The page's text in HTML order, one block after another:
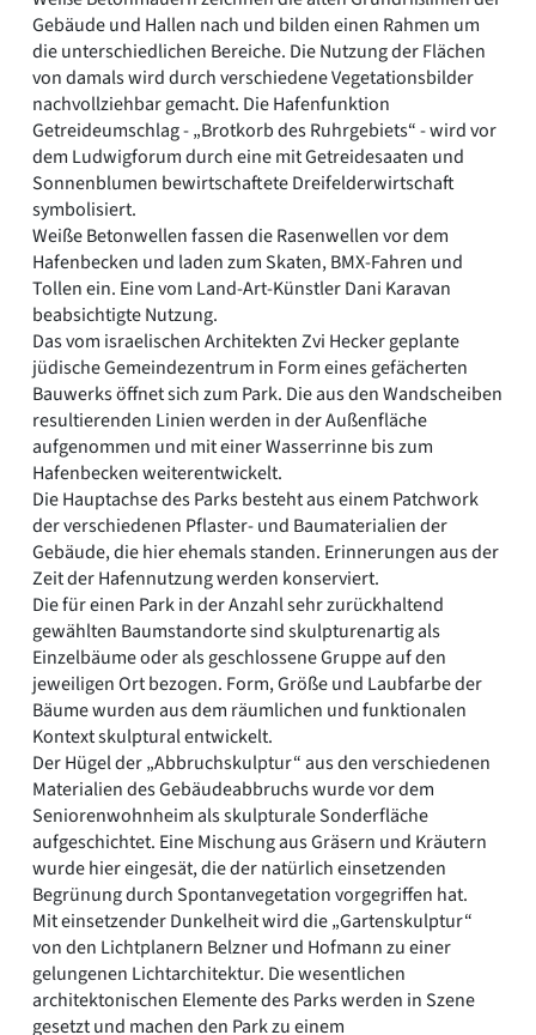
Gebäude und Hallen nach und bilden einen Rahmen um
die unterschiedlichen Bereiche. Die Nutzung der Flächen
von damals wird durch verschiedene Vegetationsbilder
nachvollziehbar gemacht. Die Hafenfunktion
Getreideumschlag - „Brotkorb des Ruhrgebiets“ - wird vor
dem Ludwigforum durch eine mit Getreidesaaten und
Sonnenblumen bewirtschaftete Dreifelderwirtschaft
symbolisiert.
Weiße Betonwellen fassen die Rasenwellen vor dem
Hafenbecken und laden zum Skaten, BMX-Fahren und
Tollen ein. Eine vom Land-Art-Künstler Dani Karavan
beabsichtigte Nutzung.
Das vom israelischen Architekten Zvi Hecker geplante
jüdische Gemeindezentrum in Form eines gefächerten
Bauwerks öffnet sich zum Park. Die aus den Wandscheiben
resultierenden Linien werden in der Außenfläche
aufgenommen und mit einer Wasserrinne bis zum
Hafenbecken weiterentwickelt.
Die Hauptachse des Parks besteht aus einem Patchwork
der verschiedenen Pflaster- und Baumaterialien der
Gebäude, die hier ehemals standen. Erinnerungen aus der
Zeit der Hafennutzung werden konserviert.
Die für einen Park in der Anzahl sehr zurückhaltend
gewählten Baumstandorte sind skulpturenartig als
Einzelbäume oder als geschlossene Gruppe auf den
jeweiligen Ort bezogen. Form, Größe und Laubfarbe der
Bäume wurden aus dem räumlichen und funktionalen
Kontext skulptural entwickelt.
Der Hügel der „Abbruchskulptur“ aus den verschiedenen
Materialien des Gebäudeabbruchs wurde vor dem
Seniorenwohnheim als skulpturale Sonderfläche
aufgeschichtet. Eine Mischung aus Gräsern und Kräutern
wurde hier eingesät, die der natürlich einsetzenden
Begrünung durch Spontanvegetation vorgegriffen hat.
Mit einsetzender Dunkelheit wird die „Gartenskulptur“
von den Lichtplanern Belzner und Hofmann zu einer
gelungenen Lichtarchitektur. Die wesentlichen
architektonischen Elemente des Parks werden in Szene
gesetzt und machen den Park zu einem